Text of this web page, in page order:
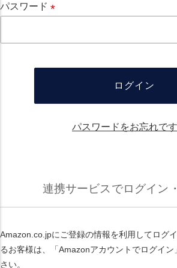
パスワード
須
ログイン
パスワードをお忘れで
連携サービスでログイン
Amazon.co.jpにご登録の情報を利用してログ
るお客様は、「Amazonアカウントでログイ
さい。